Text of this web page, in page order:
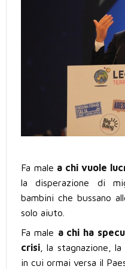
Fa male a chi vuole
la disperazione di
bambini che bussano
solo aiuto.
Fa male a chi ha
crisi , la stagnazione,
in cui ormai versa il